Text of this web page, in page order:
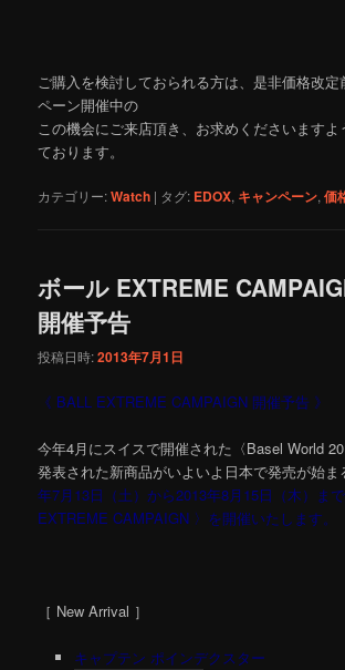
ご購入を検討しておられる方は、是非価格改定
ペーン開催中の
この機会にご来店頂き、お求めくださいますよ
ております。
カテゴリー:Watch | タグ: EDOX, キャンペーン,価
ボール EXTREME
開催予告
投稿日時:2013年7月1日
《 BALL EXTREME CAMPAIGN 開催予告 》
今年4月にスイスで開催された〈Basel World
発表された新商品がいよいよ日本で発売が始ま
年7月13日（土）から2013年8月15日（木）ま
EXTREME CAMPAIGN 〉を開催いたします。
［ New Arrival ］
キャプテン ポインデクスター